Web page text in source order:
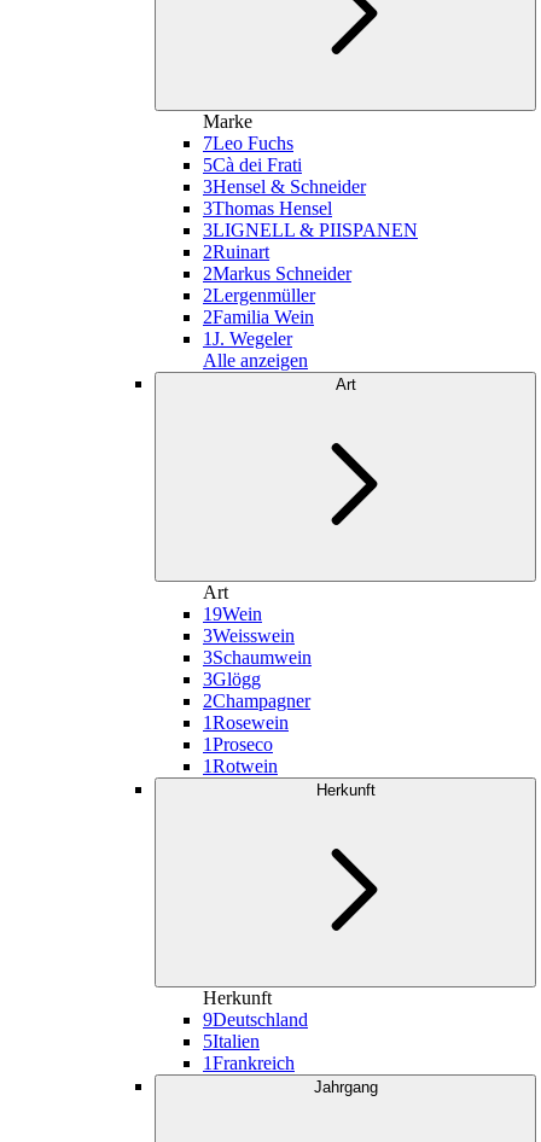
Marke
7Leo Fuchs
5Cà dei Frati
3Hensel & Schneider
3Thomas Hensel
3LIGNELL & PIISPANEN
2Ruinart
2Markus Schneider
2Lergenmüller
2Familia Wein
1J. Wegeler
Alle anzeigen
Art
Art
19Wein
3Weisswein
3Schaumwein
3Glögg
2Champagner
1Rosewein
1Proseco
1Rotwein
Herkunft
Herkunft
9Deutschland
5Italien
1Frankreich
Jahrgang